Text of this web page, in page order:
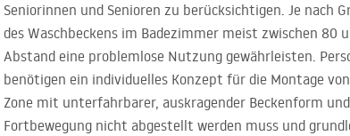
Seniorinnen und Senioren zu berücksichtigen. Je nach
des Waschbeckens im Badezimmer meist zwischen
Abstand eine problemlose Nutzung gewährleisten.
benötigen ein individuelles Konzept für die Montage
Zone mit unterfahrbarer, auskragender Beckenform
Fortbewegung nicht abgestellt werden muss und